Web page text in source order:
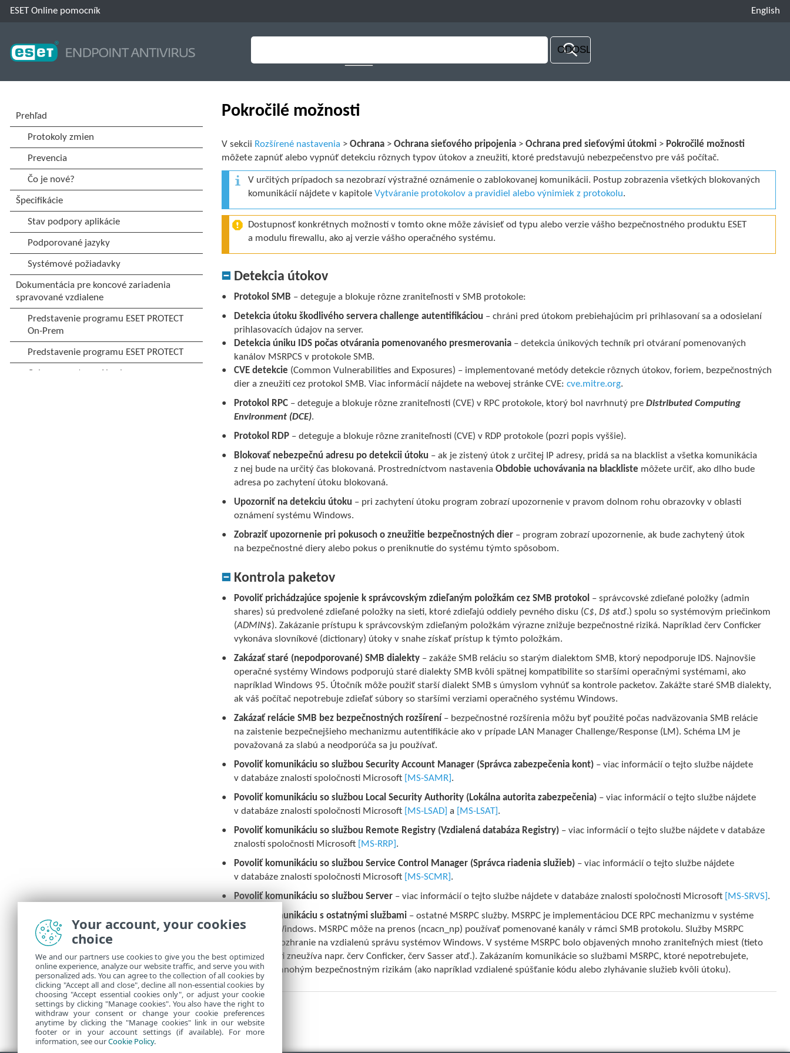
ESET Online pomocník English
Pokročilé možnosti
V sekcii Rozšírené nastavenia >Ochrana >Ochrana sieťového pripojenia >Ochrana pred sieťovými útokmi > Pokročilé možnosti
môžete zapnúť alebo vypnúť detekciu rôznych typov útokov a zneužití, ktoré predstavujú nebezpečenstvo pre váš počítač.
V určitých prípadoch sa nezobrazí výstražné oznámenie o zablokovanej komunikácii. Postup zobrazenia všetkých blokovaných
komunikácií nájdete v kapitoleVytváranie protokolov a pravidiel alebo výnimiek z protokolu.
Dostupnosť konkrétnych možností v tomto okne môže závisieť od typu alebo verzie vášho bezpečnostného produktu ESET
a modulu firewallu, ako aj verzie vášho operačného systému.
Detekcia útokov
Protokol SMB – deteguje a blokuje rôzne zraniteľnosti v SMB protokole:
Detekcia útoku škodlivého servera challenge autentifikáciou – chráni pred útokom prebiehajúcim pri prihlasovaní sa a odosielaní
prihlasovacích údajov na server.
Detekcia úniku IDS počas otvárania pomenovaného presmerovania– detekcia únikových techník pri otváraní pomenovaných
kanálov MSRPCS v protokole SMB.
CVE detekcie (Common Vulnerabilities and Exposures) – implementované metódy detekcie rôznych útokov, foriem, bezpečnostných
dier a zneužití cez protokol SMB. Viac informácií nájdete na webovej stránke CVE: cve.mitre.org.
Protokol RPC– deteguje a blokuje rôzne zraniteľnosti (CVE) v RPC protokole, ktorý bol navrhnutý pre Distributed Computing
Environment (DCE).
Protokol RDP– deteguje a blokuje rôzne zraniteľnosti (CVE) v RDP protokole (pozri popis vyššie).
Blokovať nebezpečnú adresu po detekcii útoku – ak je zistený útok z určitej IP adresy, pridá sa na blacklist a všetka komunikácia
z nej bude na určitý čas blokovaná. Prostredníctvom nastavenia Obdobie uchovávania na blackliste môžete určiť, ako dlho bude
adresa po zachytení útoku blokovaná.
Upozorniť na detekciu útoku – pri zachytení útoku program zobrazí upozornenie v pravom dolnom rohu obrazovky v oblasti
oznámení systému Windows.
Zobraziť upozornenie pri pokusoch o zneužitie bezpečnostných dier– program zobrazí upozornenie, ak bude zachytený útok
na bezpečnostné diery alebo pokus o preniknutie do systému týmto spôsobom.
Kontrola paketov
Povoliť prichádzajúce spojenie k správcovským zdieľaným položkám cez SMB protokol – správcovské zdieľané položky (admin
shares) sú predvolené zdieľané položky na sieti, ktoré zdieľajú oddiely pevného disku (C$, D$ atď.) spolu so systémovým priečinkom
(ADMIN$). Zakázanie prístupu k správcovským zdieľaným položkám výrazne znižuje bezpečnostné riziká. Napríklad červ Conficker
vykonáva slovníkové (dictionary) útoky v snahe získať prístup k týmto položkám.
Zakázať staré (nepodporované) SMB dialekty– zakáže SMB reláciu so starým dialektom SMB, ktorý nepodporuje IDS. Najnovšie
operačné systémy Windows podporujú staré dialekty SMB kvôli spätnej kompatibilite so staršími operačnými systémami, ako
napríklad Windows 95. Útočník môže použiť starší dialekt SMB s úmyslom vyhnúť sa kontrole packetov. Zakážte staré SMB dialekty,
ak váš počítač nepotrebuje zdieľať súbory so staršími verziami operačného systému Windows.
Zakázať relácie SMB bez bezpečnostných rozšírení– bezpečnostné rozšírenia môžu byť použité počas nadväzovania SMB relácie
na zaistenie bezpečnejšieho mechanizmu autentifikácie ako v prípade LAN Manager Challenge/Response (LM). Schéma LM je
považovaná za slabú a neodporúča sa ju používať.
Povoliť komunikáciu so službou Security Account Manager (Správca zabezpečenia kont)– viac informácií o tejto službe nájdete
v databáze znalostí spoločnosti Microsoft [MS-SAMR] .
Povoliť komunikáciu so službou Local Security Authority (Lokálna autorita zabezpečenia)– viac informácií o tejto službe nájdete
v databáze znalostí spoločnosti Microsoft [MS-LSAD] a [MS-LSAT] .
Povoliť komunikáciu so službou Remote Registry (Vzdialená databáza Registry)– viac informácií o tejto službe nájdete v databáze
znalostí spoločnosti Microsoft [MS-RRP] .
Povoliť komunikáciu so službou Service Control Manager (Správca riadenia služieb)– viac informácií o tejto službe nájdete
v databáze znalostí spoločnosti Microsoft [MS-SCMR] .
Povoliť komunikáciu so službou Server– viac informácií o tejto službe nájdete v databáze znalostí spoločnosti Microsoft [MS-SRVS] .
Povoliť komunikáciu s ostatnými službami– ostatné MSRPC služby. MSRPC je implementáciou DCE RPC mechanizmu v systéme
Microsoft Windows. MSRPC môže na prenos (ncacn_np) používať pomenované kanály v rámci SMB protokolu. Služby MSRPC
poskytujú rozhranie na vzdialenú správu systémov Windows. V systéme MSRPC bolo objavených mnoho zraniteľných miest (tieto
zraniteľnosti zneužíva napr. červ Conficker, červ Sasser atď.). Zakázaním komunikácie so službami MSRPC, ktoré nepotrebujete,
predídete mnohým bezpečnostným rizikám (ako napríklad vzdialené spúšťanie kódu alebo zlyhávanie služieb kvôli útoku).
Your account, your cookies
choice
We and our partners use cookies to give you the best optimized
online experience, analyze our website traffic, and serve you with
personalized ads. You can agree to the collection of all cookies by
clicking "Accept all and close", decline all non-essential cookies by
choosing "Accept essential cookies only", or adjust your cookie
settings by clicking "Manage cookies". You also have the right to
withdraw your consent or change your cookie preferences
anytime by clicking the "Manage cookies" link in our website
footer or in your account settings (if available). For more
information, see ourCookie Policy.